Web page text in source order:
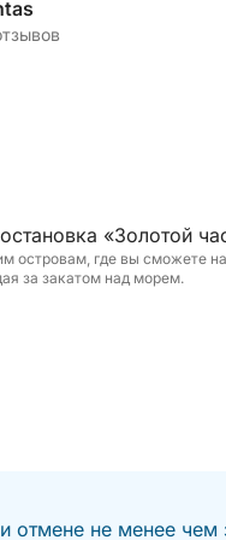
и наслаждения
время, чтобы
того, чтобы
тишина моря или
за горизонтом,
ночную
друзей или
«Золотой
островам, где вы сможете
за закатом над морем.
отмене не менее